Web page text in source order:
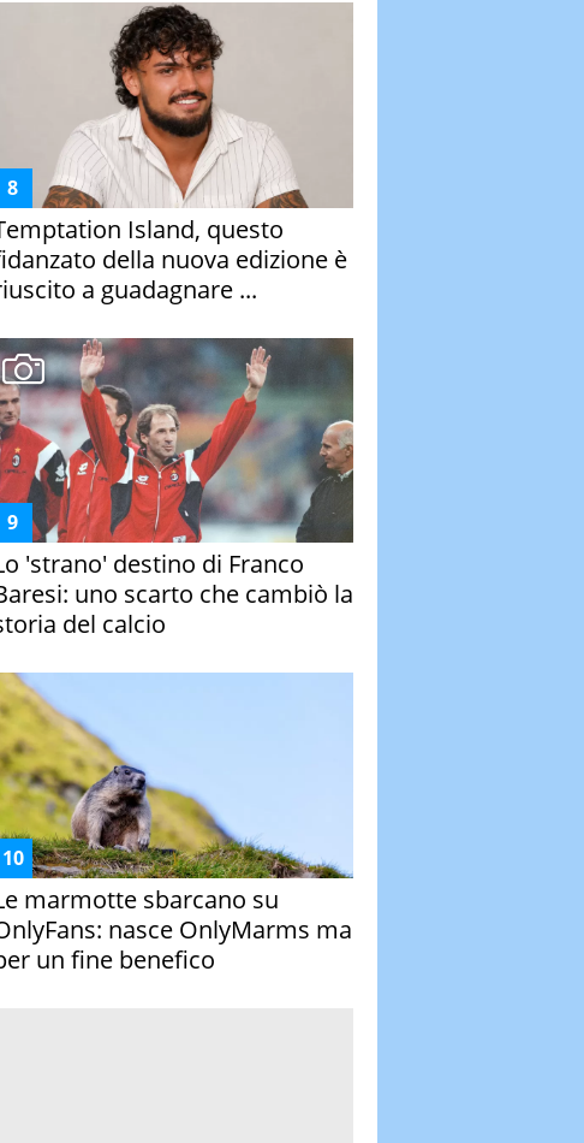
Island, questo
della nuova edizione è
a guadagnare ...
'strano' destino di Franco
uno scarto che cambiò la
del calcio
marmotte sbarcano su
nasce OnlyMarms ma
un fine benefico